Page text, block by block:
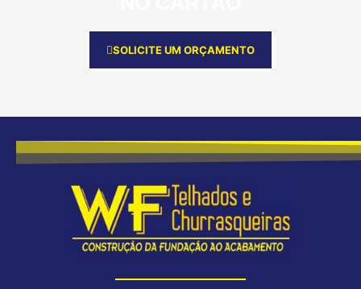
SOLICITE UM ORÇAMENTO